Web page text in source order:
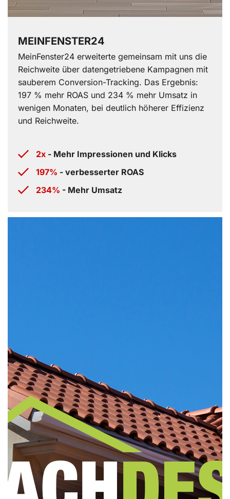
MEINFENSTER24
MeinFenster24 erweiterte gemeinsam mit uns die
Reichweite über datengetriebene Kampagnen mit
sauberem Conversion-Tracking. Das Ergebnis:
197 % mehr ROAS und 234 % mehr Umsatz in
wenigen Monaten, bei deutlich höherer Effizienz
und Reichweite.
2x - Mehr Impressionen und Klicks
197% - verbesserter ROAS
234% - Mehr Umsatz